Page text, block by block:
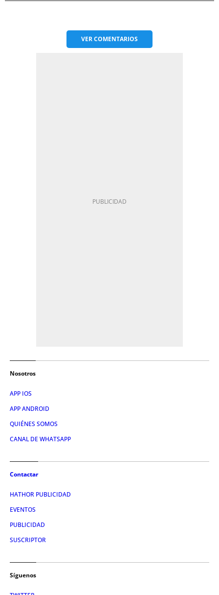
VERCOMENTARIOS
Nosotros
APP IOS
APP ANDROID
QUIÉNES SOMOS
CANAL DE WHATSAPP
Contactar
HATHOR PUBLICIDAD
EVENTOS
PUBLICIDAD
SUSCRIPTOR
Síguenos